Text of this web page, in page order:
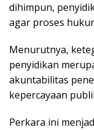
dihimpun,
agar proses
Menurutnya,
penyidikan
akuntabilitas
kepercayaan
Perkara ini